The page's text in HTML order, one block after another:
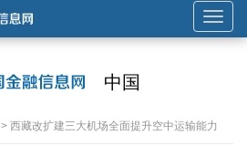
展
开
导
中国
> 西藏改扩建三大机场全面提升空中运输能力